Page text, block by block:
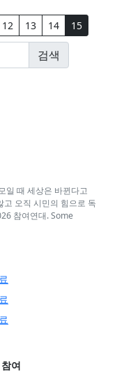
12 13 14 15
일 때 세상은 바뀐다고
오직 시민의 힘으로 독
참여연대. Some
여